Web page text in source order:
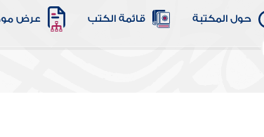
حول المكتبة قائمة الكتب عرض